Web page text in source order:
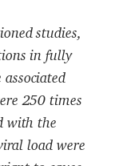
studies,
in fully
250 times
with the
load were